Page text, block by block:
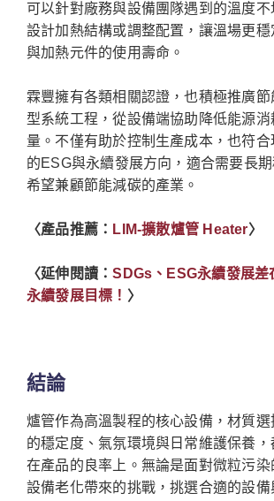
可以針對廠務與設備團隊遇到的溫度
設計加熱結構或調整配置，讓溫場更穩
與加熱元件的使用壽命。
霖豐擁有各類相關認證，也積極推廣
型系統工程，從設備端協助降低能源
量。不僅有助於控制生產成本，也符
的ESG與永續發展方向，適合需要長
希望兼顧節能減碳的產業。
〈產品推薦： LIM-擴散爐管 Heater〉
〈延伸閱讀：SDGs、ESG永續發展差
永續發展目標！ 〉
結論
爐管作為高溫製程的核心設備，材質選
的穩定度、氣氛環境與日常維護保養
在產品的良率上。無論是面對微粒污染
設備老化帶來的挑戰，挑選合適的設